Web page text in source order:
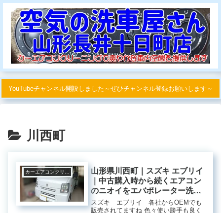
YouTubeチャンネル開設しました～ぜひチャンネル登録お願いします～
川西町
山形県川西町｜スズキ エブリイ
｜中古購入時から続くエアコン
のニオイをエバポレーター洗浄
で改善
スズキ エブリイ 各社からOEMでも
販売されてますね 色々使い勝手も良く